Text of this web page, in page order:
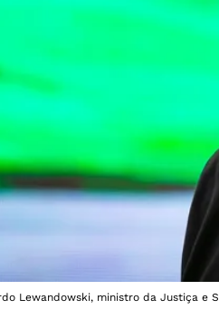
Lewandowski, ministro da Justiça e